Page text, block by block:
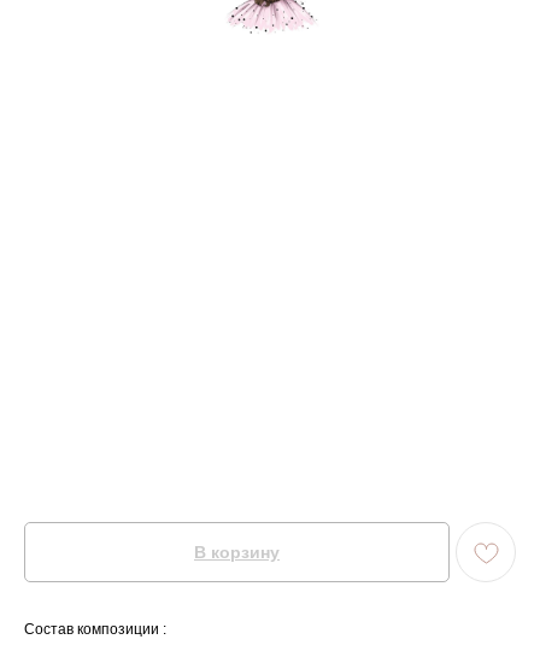
В корзину
Состав композиции :